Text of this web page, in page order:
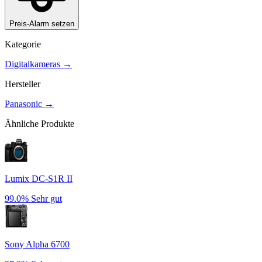
Preis-Alarm setzen
Kategorie
Digitalkameras →
Hersteller
Panasonic →
Ähnliche Produkte
Lumix DC-S1R II
99.0% Sehr gut
Sony Alpha 6700